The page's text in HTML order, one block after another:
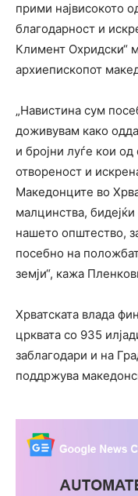
прими највисокото
благодарност и
Климент Охридски“
архиепископот
„Навистина сум
доживувам како
и бројни луѓе кои
отвореност и
Македонците во
малцинства,
нашето општество,
посебно на
земји“, кажа
Хрватската влада
црквата со 935
заблагодари и на
поддржува